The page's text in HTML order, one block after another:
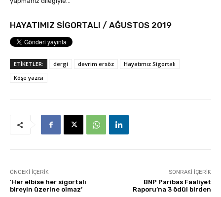
HAYATIMIZ SİGORTALI / AĞUSTOS 2019
ETİKETLER: dergi devrim ersöz
Hayatımız Sigortalı
Köşe yazısı
ÖNCEKI İÇERIK
‘Her elbise her sigortalı
bireyin üzerine olmaz’
SONRAKI İÇERIK
BNP Paribas Faaliyet
Raporu’na 3 ödül birden